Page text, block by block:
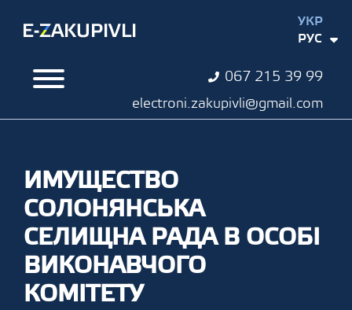
067 215 39 99
electroni.zakupivli@gmail.com
УКР
РУС
ИМУЩЕСТВО
СОЛОНЯНСЬКА
СЕЛИЩНА РАДА В ОСОБІ
ВИКОНАВЧОГО
КОМІТЕТУ